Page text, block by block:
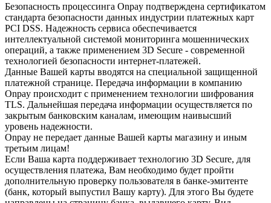
Безопасность процессинга Onpay подтверждена сертификатом
стандарта безопасности данных индустрии платежных карт
PCI DSS. Надежность сервиса обеспечивается
интеллектуальной системой мониторинга мошеннических
операций, а также применением 3D Secure - современной
технологией безопасности интернет-платежей.
Данные Вашей карты вводятся на специальной защищенной
платежной странице. Передача информации в компанию
Onpay происходит с применением технологии шифрования
TLS. Дальнейшая передача информации осуществляется по
закрытым банковским каналам, имеющим наивысший
уровень надежности.
Onpay не передает данные Вашей карты магазину и иным
третьим лицам!
Если Ваша карта поддерживает технологию 3D Secure, для
осуществления платежа, Вам необходимо будет пройти
дополнительную проверку пользователя в банке-эмитенте
(банк, который выпустил Вашу карту). Для этого Вы будете